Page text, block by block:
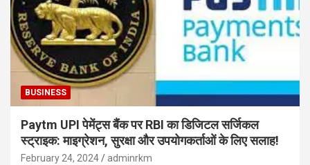
BUSINESS
Paytm UPI पेमेंट्स बैंक पर RBI का डिजिटल सर्जिकल
स्ट्राइक: माइग्रेशन, सुरक्षा और उपयोगकर्ताओं के लिए सलाह!
February 24, 2024 adminrkm